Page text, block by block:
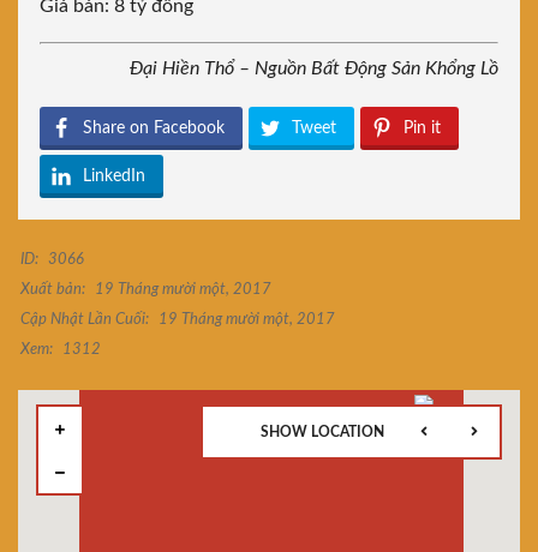
Giá bán: 8 tỷ đồng
Đại Hiền Thổ – Nguồn Bất Động Sản Khổng Lồ
Share on Facebook Tweet Pin it
LinkedIn
ID:
3066
Xuất bản:
19 Tháng mười một, 2017
Cập Nhật Lần Cuối:
19 Tháng mười một, 2017
Xem:
1312
SHOW LOCATION